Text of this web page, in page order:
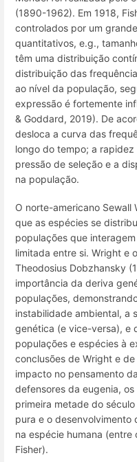
(1890-1962). Em 1918,
controlados por um
quantitativos, e.g.,
têm uma distribuição
distribuição das
ao nível da população,
expressão é fortemente
& Goddard, 2019). De
desloca a curva das
longo do tempo; a
pressão de seleção e a
na população.
O norte-americano
que as espécies se
populações que
limitada entre si. Wright e
Theodosius Dobzhansky
importância da deriva
populações,
instabilidade ambiental, a
genética (e vice-versa), e
populações e espécies à
conclusões de Wright e
impacto no pensamento
defensores da eugenia,
primeira metade do
pura e o desenvolvimento
na espécie humana (entre
Fisher).